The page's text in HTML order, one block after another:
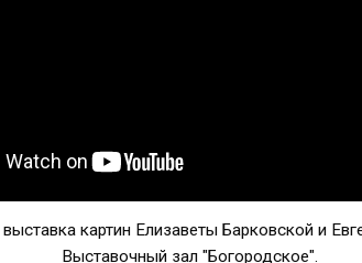
картин Елизаветы Барковской и
Выставочный зал "Богородское".